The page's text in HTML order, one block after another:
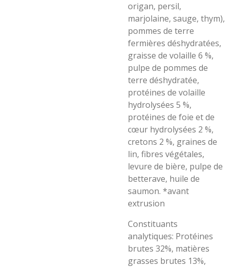
origan, persil,
marjolaine, sauge, thym),
pommes de terre
fermières déshydratées,
graisse de volaille 6 %,
pulpe de pommes de
terre déshydratée,
protéines de volaille
hydrolysées 5 %,
protéines de foie et de
cœur hydrolysées 2 %,
cretons 2 %, graines de
lin, fibres végétales,
levure de bière, pulpe de
betterave, huile de
saumon. *avant
extrusion
Constituants
analytiques: Protéines
brutes 32%, matières
grasses brutes 13%,